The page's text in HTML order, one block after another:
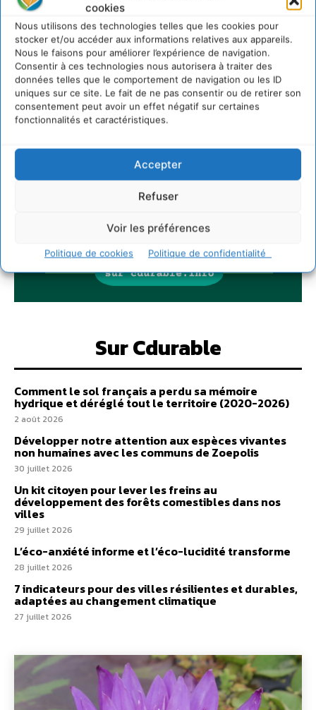
cookies
Nous utilisons des technologies telles que les cookies pour
stocker et/ou accéder aux informations relatives aux appareils.
Nous le faisons pour améliorer l’expérience de navigation.
Consentir à ces technologies nous autorisera à traiter des
données telles que le comportement de navigation ou les ID
uniques sur ce site. Le fait de ne pas consentir ou de retirer son
consentement peut avoir un effet négatif sur certaines
fonctionnalités et caractéristiques.
Accepter
Refuser
Voir les préférences
Politique de cookies Politique de confidentialité
Sur Cdurable
Comment le sol français a perdu sa mémoire
hydrique et déréglé tout le territoire (2020-2026)
2 août 2026
Développer notre attention aux espèces vivantes
non humaines avec les communs de Zoepolis
30 juillet 2026
Un kit citoyen pour lever les freins au
développement des forêts comestibles dans nos
villes
29 juillet 2026
L’éco-anxiété informe et l’éco-lucidité transforme
28 juillet 2026
7 indicateurs pour des villes résilientes et durables,
adaptées au changement climatique
27 juillet 2026